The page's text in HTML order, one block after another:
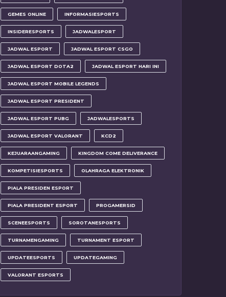
GEMES ONLINE INFORMASIESPORTS
INSIDERESPORTS JADWALESPORT
JADWAL ESPORT JADWAL ESPORT CSGO
JADWAL ESPORT DOTA2 JADWAL ESPORT HARI INI
JADWAL ESPORT MOBILE LEGENDS
JADWAL ESPORT PRESIDENT
JADWAL ESPORT PUBG JADWALESPORTS
JADWAL ESPORT VALORANT KCD2
KEJUARAANGAMING KINGDOM COME DELIVERANCE
KOMPETISIESPORTS OLAHRAGA ELEKTRONIK
PIALA PRESIDEN ESPORT
PIALA PRESIDENT ESPORT PROGAMERSID
SCENEESPORTS SOROTANESPORTS
TURNAMENGAMING TURNAMENT ESPORT
UPDATEESPORTS UPDATEGAMING
VALORANT ESPORTS